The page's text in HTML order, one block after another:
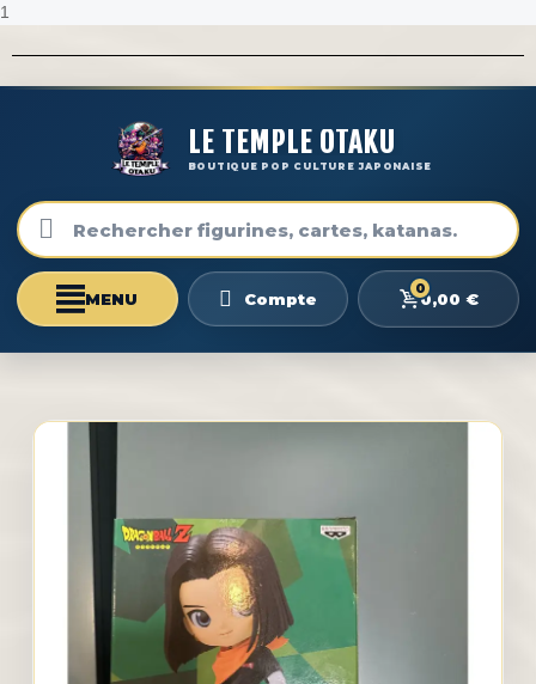
1
LE TEMPLE OTAKU
BOUTIQUE POP CULTURE JAPONAISE
Compte
0
0,00 €